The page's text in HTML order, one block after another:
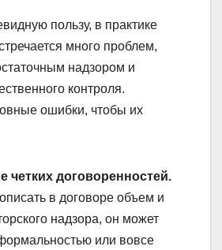
пользу, в практике
много проблем,
надзором и
контроля.
ошибки, чтобы их
четких договоренностей.
в договоре объем и
надзора, он может
или вовсе